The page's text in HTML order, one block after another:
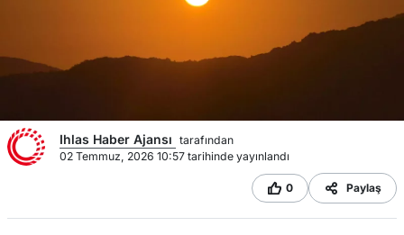
Ihlas Haber Ajansı tarafından
02 Temmuz, 2026 10:57 tarihinde yayınlandı
0 Paylaş